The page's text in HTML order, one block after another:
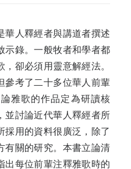
華人釋經者與講道者撰述
示錄。一般牧者和學者都
卻必須用靈意解經法。
參考了二十多位華人前輩
雅歌的作品定為研讀核
並討論近代華人釋經者所
採用的資料很廣泛，除了
有關的研究。本書立論清
出每位前輩注釋雅歌時的